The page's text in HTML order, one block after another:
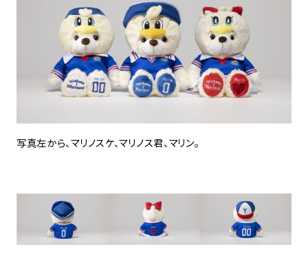
写真左から、マリノスケ、マリノス君、マリン。